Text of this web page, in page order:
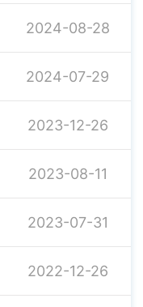
2024-08-28
2024-07-29
2023-12-26
2023-08-11
2023-07-31
2022-12-26